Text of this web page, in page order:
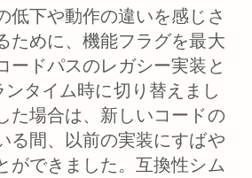
低下や動作の違いを感じさ
ために、機能フラグを最大
ードパスのレガシー実装と
ンタイム時に切り替えまし
た場合は、新しいコードの
る間、以前の実装にすばや
ができました。互換性シム